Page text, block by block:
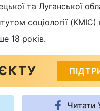
та Луганської
соціології
18 років.
Читати